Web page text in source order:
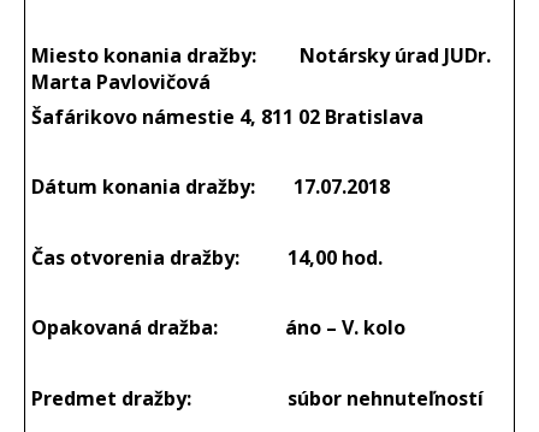
Miesto konania dražby:
Notársky úrad JUDr.
Marta Pavlovičová
Šafárikovo námestie 4, 811 02 Bratislava
Dátum konania dražby: 17.07.2018
Čas otvorenia dražby: 14,00 hod.
Opakovaná dražba: áno – V. kolo
Predmet dražby: súbor nehnuteľností